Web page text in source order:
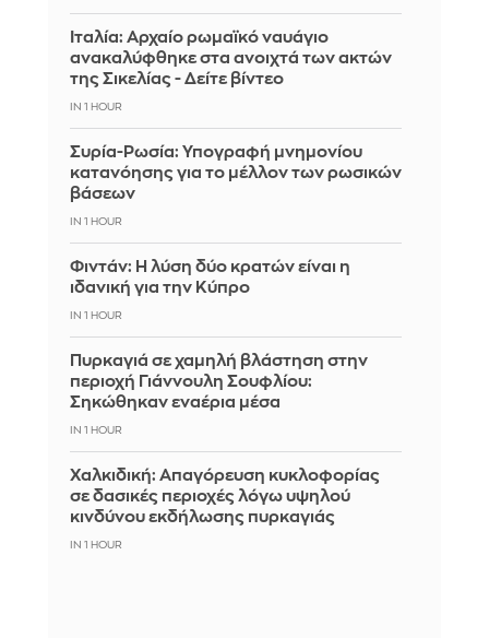
Ιταλία: Αρχαίο ρωμαϊκό ναυάγιο
ανακαλύφθηκε στα ανοιχτά των ακτών
της Σικελίας - Δείτε βίντεο
IN 1 HOUR
Συρία-Ρωσία: Υπογραφή μνημονίου
κατανόησης για το μέλλον των ρωσικών
βάσεων
IN 1 HOUR
Φιντάν: Η λύση δύο κρατών είναι η
ιδανική για την Κύπρο
IN 1 HOUR
Πυρκαγιά σε χαμηλή βλάστηση στην
περιοχή Γιάννουλη Σουφλίου:
Σηκώθηκαν εναέρια μέσα
IN 1 HOUR
Χαλκιδική: Απαγόρευση κυκλοφορίας
σε δασικές περιοχές λόγω υψηλού
κινδύνου εκδήλωσης πυρκαγιάς
IN 1 HOUR